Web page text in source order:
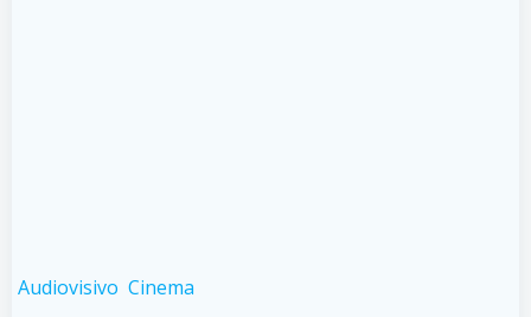
Audiovisivo Cinema